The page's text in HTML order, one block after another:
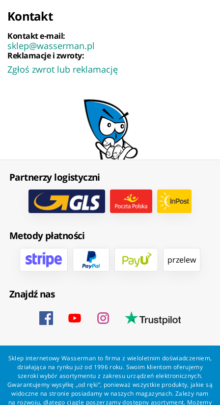
Kontakt
Kontakt e-mail:
sklep@wasserman.pl
Reklamacje i zwroty:
Zgłoś zwrot lub reklamację
Partnerzy logistyczni
Metody płatności
przelew
Znajdź nas
Sklep internetowy Wasserman to firma z wieloletnim doświadczeniem,
działająca na rynku już od 1996 roku. Swoim klientom oferujemy
szeroki wybór asortymentu z zakresu urządzeń elektronicznych.
Gwarantujemy wysyłkę „od ręki”, ponieważ wszystkie produkty, jakie są
widoczne na stronie posiadamy w naszych magazynach. Zależy nam
na rozwoju, dlatego ciągle poszerzamy dostępny asortyment. Możemy